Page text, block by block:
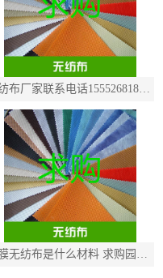
无纺布厂家联系电话15552681801求购羽绒服内衬用无纺布
淋膜无纺布是什么材料 求购‌园艺防冻SMS无纺布‌